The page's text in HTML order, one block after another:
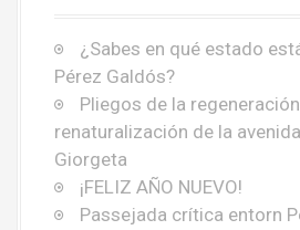
¿Sabes en qué estado
Pérez Galdós?
Pliegos de la
renaturalización de la
Giorgeta
¡FELIZ AÑO NUEVO!
Passejada crítica entorn